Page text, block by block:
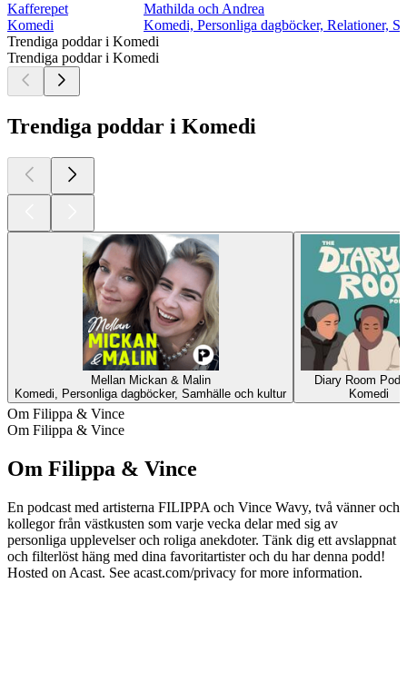
Kafferepet
Komedi
Mathilda och Andrea
Komedi, Personliga dagböcker, Relationer,
Trendiga poddar i Komedi
Trendiga poddar i Komedi
Trendiga poddar i Komedi
Mellan Mickan & Malin
Komedi, Personliga dagböcker, Samhälle och kultur
Diary Room
Komedi
Om Filippa & Vince
Om Filippa & Vince
Om Filippa & Vince
En podcast med artisterna FILIPPA och Vince Wavy, två vänner och
kollegor från västkusten som varje vecka delar med sig av
personliga upplevelser och roliga anekdoter. Tänk dig ett avslappnat
och filterlöst häng med dina favoritartister och du har denna podd!
Hosted on Acast. See acast.com/privacy for more information.